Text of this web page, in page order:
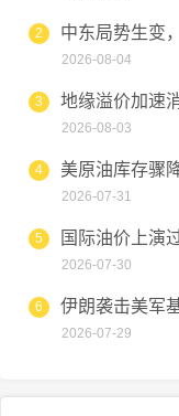
2
2026-08-04
3
2026-08-03
4
2026-07-31
5
2026-07-30
6
2026-07-29